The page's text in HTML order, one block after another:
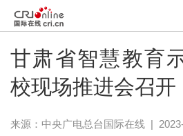
甘肃省智慧教育
校现场推进会召开
来源：中央广电总台国际在线|